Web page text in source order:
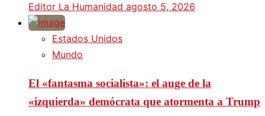
Editor La Humanidad agosto 5, 2026
Estados Unidos
Mundo
El «fantasma socialista»: el auge de la
«izquierda» demócrata que atormenta a Trump